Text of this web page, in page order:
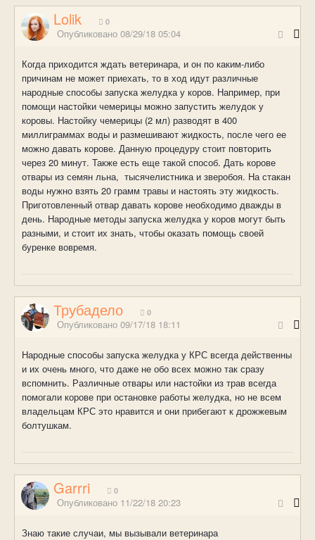
Lolik 0
Опубликовано 08/29/18 05:04
Когда приходится ждать ветеринара, и он по каким-либо
причинам не может приехать, то в ход идут различные
народные способы запуска желудка у коров. Например, при
помощи настойки чемерицы можно запустить желудок у
коровы. Настойку чемерицы (2 мл) разводят в 400
миллиграммах воды и размешивают жидкость, после чего ее
можно давать корове. Данную процедуру стоит повторить
через 20 минут. Также есть еще такой способ. Дать корове
отвары из семян льна, тысячелистника и зверобоя. На стакан
воды нужно взять 20 грамм травы и настоять эту жидкость.
Приготовленный отвар давать корове необходимо дважды в
день. Народные методы запуска желудка у коров могут быть
разными, и стоит их знать, чтобы оказать помощь своей
буренке вовремя.
Трубадело 0
Опубликовано 09/17/18 18:11
Народные способы запуска желудка у КРС всегда действенны
и их очень много, что даже не обо всех можно так сразу
вспомнить. Различные отвары или настойки из трав всегда
помогали корове при остановке работы желудка, но не всем
владельцам КРС это нравится и они прибегают к дрожжевым
болтушкам.
Garrri 0
Опубликовано 11/22/18 20:23
Знаю такие случаи, мы вызывали ветеринара